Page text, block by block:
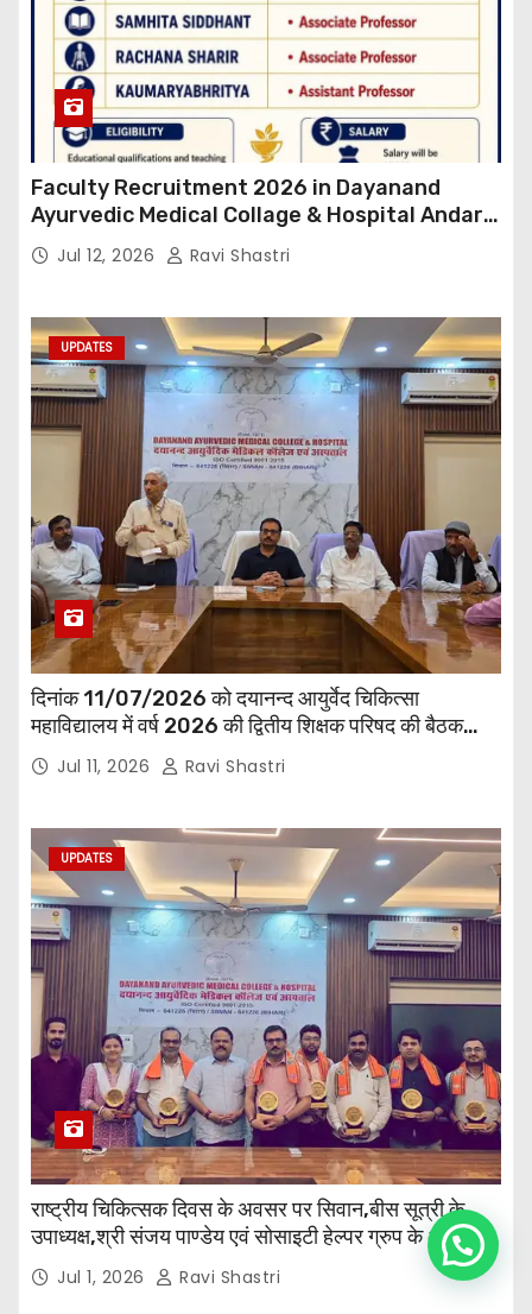
Faculty Recruitment 2026 in Dayanand
Ayurvedic Medical Collage & Hospital Andar
Road ,Siwan
Jul 12, 2026 Ravi Shastri
UPDATES
दिनांक 11/07/2026 को दयानन्द आयुर्वेद चिकित्सा
महाविद्यालय में वर्ष 2026 की द्वितीय शिक्षक परिषद की बैठक
प्राचार्य की अध्यक्षता में हुई। बैठक मे महाविद्यालय सभी
विभागाध्यक्ष एवं शिक्षक सम्मिलित हुए।
Jul 11, 2026 Ravi Shastri
UPDATES
राष्ट्रीय चिकित्सक दिवस के अवसर पर सिवान,बीस सूत्री के
उपाध्यक्ष,श्री संजय पाण्डेय एवं सोसाइटी हेल्पर ग्रुप के अनमोल
जी तथा इनर व्हील क्लब की अध्यक्षा श्रीमती आरती अलोक वर्मा
एवं उनकी टीम द्वारा महाविद्यालय के प्राचार्य डॉ. सुधांशु शेखर
Jul 1, 2026 Ravi Shastri
Need help?